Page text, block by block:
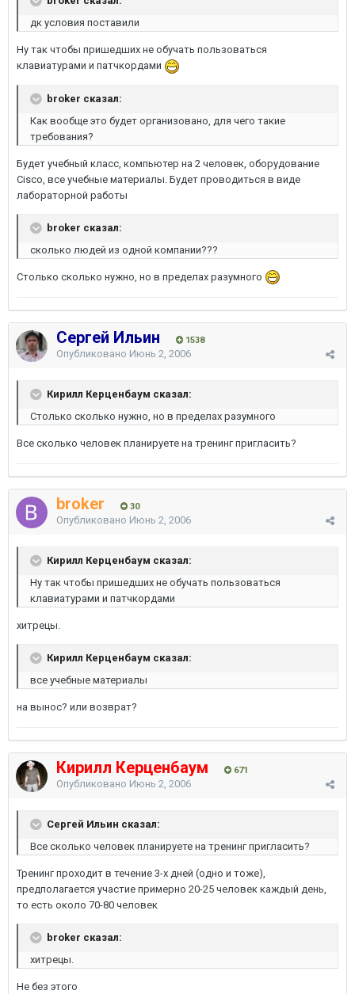
дк условия поставили
Ну так чтобы пришедших не обучать пользоваться
клавиатурами и патчкордами
broker сказал:
Как вообще это будет организовано, для чего такие
требования?
Будет учебный класс, компьютер на 2 человек, оборудование
Cisco, все учебные материалы. Будет проводиться в виде
лабораторной работы
broker сказал:
сколько людей из одной компании???
Столько сколько нужно, но в пределах разумного
Сергей Ильин 1538
Опубликовано Июнь 2, 2006
Кирилл Керценбаум сказал:
Столько сколько нужно, но в пределах разумного
Все сколько человек планируете на тренинг пригласить?
broker 30
Опубликовано Июнь 2, 2006
Кирилл Керценбаум сказал:
Ну так чтобы пришедших не обучать пользоваться
клавиатурами и патчкордами
хитрецы.
Кирилл Керценбаум сказал:
все учебные материалы
на вынос? или возврат?
Кирилл Керценбаум 671
Опубликовано Июнь 2, 2006
Сергей Ильин сказал:
Все сколько человек планируете на тренинг пригласить?
Тренинг проходит в течение 3-х дней (одно и тоже),
предполагается участие примерно 20-25 человек каждый день,
то есть около 70-80 человек
broker сказал:
хитрецы.
Не без этого